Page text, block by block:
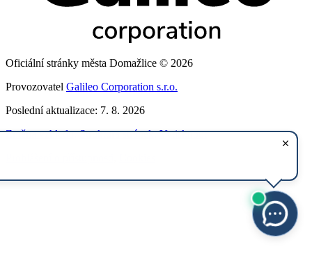
Oficiální stránky města Domažlice © 2026
Provozovatel Galileo Corporation s.r.o.
Poslední aktualizace: 7. 8. 2026
Změna vzhledu,Struktura stránek,Vytisknout